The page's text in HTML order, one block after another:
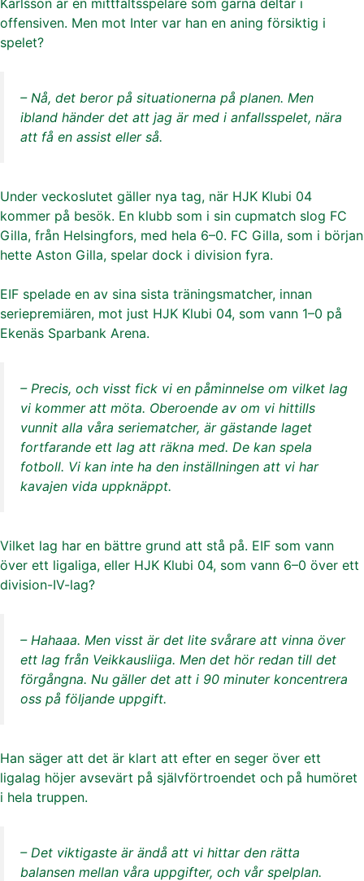
Karlsson är en mittfältsspelare som gärna deltar i
offensiven. Men mot Inter var han en aning försiktig i
spelet?
– Nå, det beror på situationerna på planen. Men
ibland händer det att jag är med i anfallsspelet, nära
att få en assist eller så.
Under veckoslutet gäller nya tag, när HJK Klubi 04
kommer på besök. En klubb som i sin cupmatch slog FC
Gilla, från Helsingfors, med hela 6–0. FC Gilla, som i början
hette Aston Gilla, spelar dock i division fyra.
EIF spelade en av sina sista träningsmatcher, innan
seriepremiären, mot just HJK Klubi 04, som vann 1–0 på
Ekenäs Sparbank Arena.
– Precis, och visst fick vi en påminnelse om vilket lag
vi kommer att möta. Oberoende av om vi hittills
vunnit alla våra seriematcher, är gästande laget
fortfarande ett lag att räkna med. De kan spela
fotboll. Vi kan inte ha den inställningen att vi har
kavajen vida uppknäppt.
Vilket lag har en bättre grund att stå på. EIF som vann
över ett ligaliga, eller HJK Klubi 04, som vann 6–0 över ett
division-IV-lag?
– Hahaaa. Men visst är det lite svårare att vinna över
ett lag från Veikkausliiga. Men det hör redan till det
förgångna. Nu gäller det att i 90 minuter koncentrera
oss på följande uppgift.
Han säger att det är klart att efter en seger över ett
ligalag höjer avsevärt på självförtroendet och på humöret
i hela truppen.
– Det viktigaste är ändå att vi hittar den rätta
balansen mellan våra uppgifter, och vår spelplan.